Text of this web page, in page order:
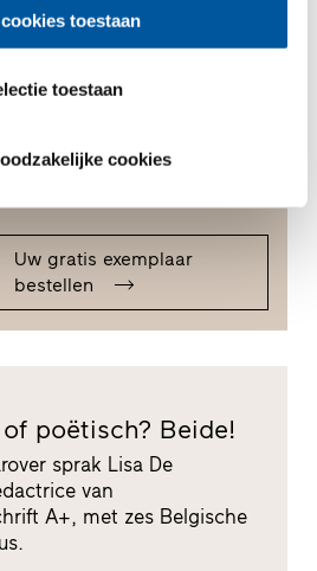
toestaan
toestaan
cookies
Het Finstral Magazine
gesprekken, essays en meningen
thema’s rond architectuur in
Uw gratis exemplaar
bestellen
poëtisch? Beide!
sprak Lisa De
van
A+, met zes Belgische